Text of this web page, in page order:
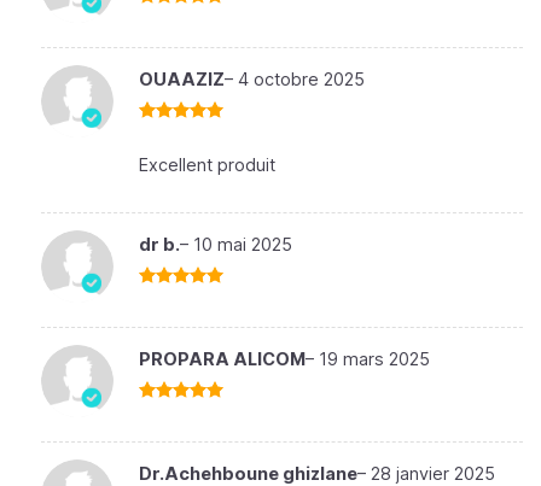
OUAAZIZ– 4 octobre 2025
Excellent produit
dr b.– 10 mai 2025
PROPARA ALICOM– 19 mars 2025
Dr.Achehboune ghizlane– 28 janvier 2025